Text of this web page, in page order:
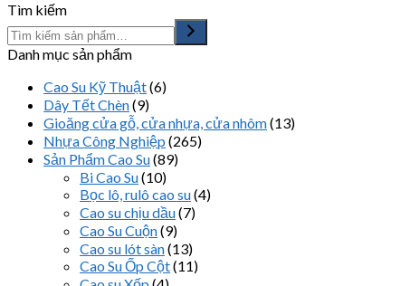
Tìm kiếm
Danh mục sản phẩm
Cao Su Kỹ Thuật(6)
Dây Tết Chèn(9)
Gioăng cửa gỗ, cửa nhựa, cửa nhôm(13)
Nhựa Công Nghiệp (265)
Sản Phẩm Cao Su(89)
Bi Cao Su(10)
Bọc lô, rulô cao su(4)
Cao su chịu dầu(7)
Cao Su Cuộn(9)
Cao su lót sàn(13)
Cao Su Ốp Cột(11)